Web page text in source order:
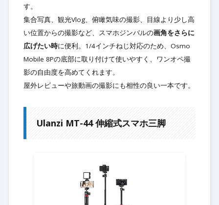
す。
集合写真、観光Vlog、俯瞰気味の撮影、目線より少し高
い位置からの撮影など、スマホジンバルの画角をさらに
広げたい時に便利。1/4インチねじ対応のため、Osmo
Mobile 8Pの底部に取り付けて使いやすく、ワンオペ撮
影の自由度を高めてくれます。
屋外レビューや旅動画の撮影にも相性の良い一本です。
Ulanzi MT-44 伸縮式スマホ三脚